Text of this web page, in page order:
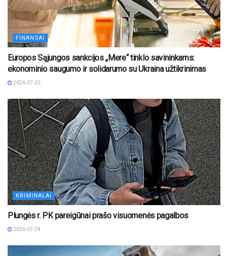
FINANSAI
Europos Sąjungos sankcijos „Mere“ tinklo savininkams:
ekonominio saugumo ir solidarumo su Ukraina užtikrinimas
2026-07-25
KRIMINALAI
Plungės r. PK pareigūnai prašo visuomenės pagalbos
2026-07-24